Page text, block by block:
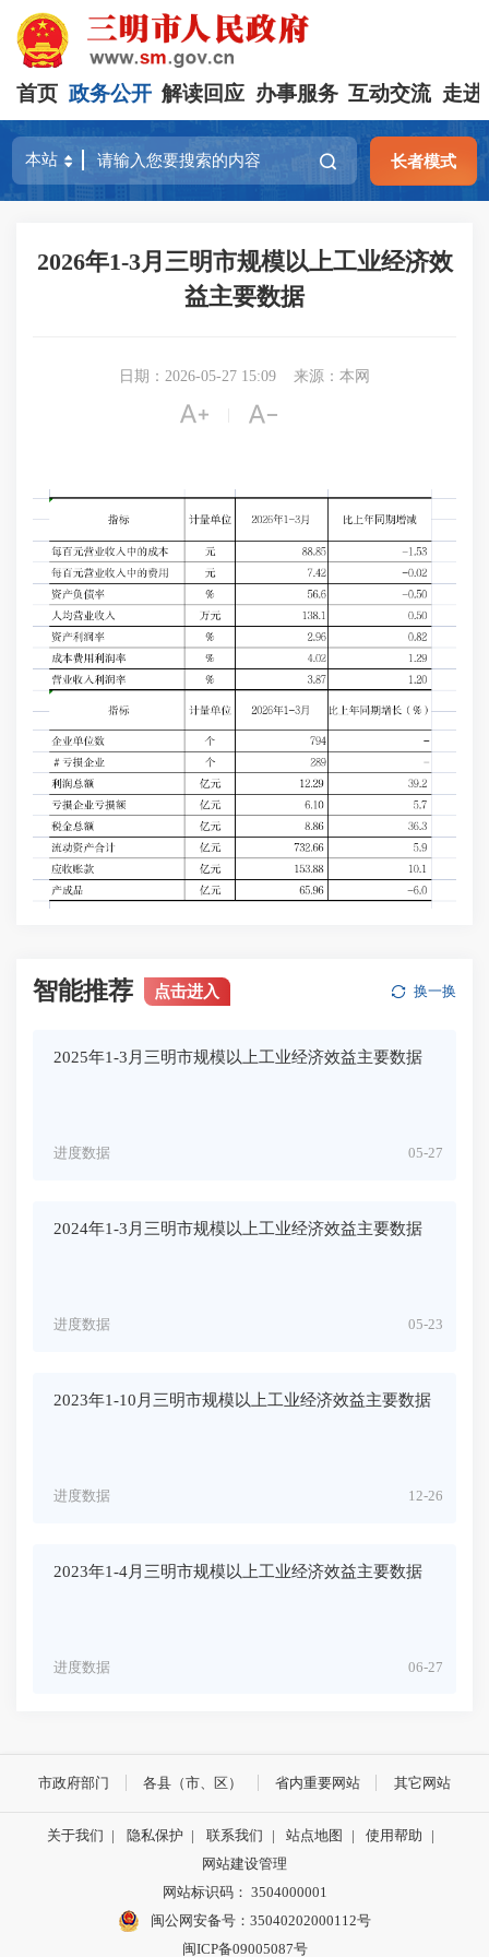
首页 政务公开 解读回应 办事服务 互动交流 走进
长者模式
2026年1-3月三明市规模以上工业经济效
益主要数据
日期：2026-05-27 15:09 来源：本网
 
智能推荐 点击进入 换一换
2025年1-3月三明市规模以上工业经济效益主要数据
05-27
进度数据
2024年1-3月三明市规模以上工业经济效益主要数据
05-23
进度数据
2023年1-10月三明市规模以上工业经济效益主要数据
12-26
进度数据
2023年1-4月三明市规模以上工业经济效益主要数据
06-27
进度数据
市政府部门 各县（市、区） 省内重要网站 其它网站
关于我们 | 隐私保护 | 联系我们 | 站点地图 | 使用帮助
|
网站建设管理
网站标识码： 3504000001
闽公网安备号：35040202000112号
闽ICP备09005087号